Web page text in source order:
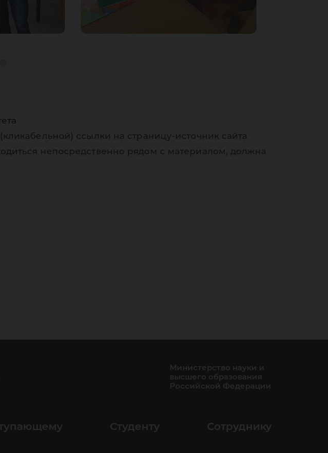
ссылки на страницу-источник сайта
непосредственно рядом с материалом, должна
Министерство науки и
высшего образования
Российской Федерации
Студенту Сотруднику